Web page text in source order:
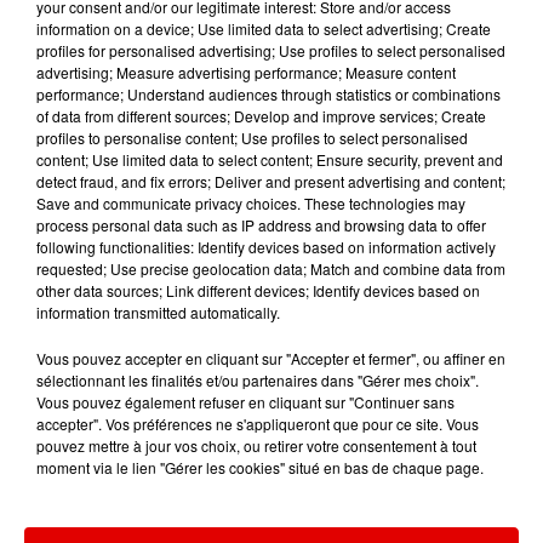
Ardennes - Retour à la normale dans 48 heures
après une panne du...
7 août 2026
Ardennes - Un réveil frais ce vendredi avant le
retour de la canicule
7 août 2026
monde, fête ses 18 ans
your consent and/or our legitimate interest: Store and/or access
information on a device; Use limited data to select advertising; Create
profiles for personalised advertising; Use profiles to select personalised
advertising; Measure advertising performance; Measure content
performance; Understand audiences through statistics or combinations
of data from different sources; Develop and improve services; Create
profiles to personalise content; Use profiles to select personalised
content; Use limited data to select content; Ensure security, prevent and
detect fraud, and fix errors; Deliver and present advertising and content;
Save and communicate privacy choices. These technologies may
process personal data such as IP address and browsing data to offer
following functionalities: Identify devices based on information actively
requested; Use precise geolocation data; Match and combine data from
other data sources; Link different devices; Identify devices based on
information transmitted automatically.
Vous pouvez accepter en cliquant sur "Accepter et fermer", ou affiner en
sélectionnant les finalités et/ou partenaires dans "Gérer mes choix".
Vous pouvez également refuser en cliquant sur "Continuer sans
accepter". Vos préférences ne s'appliqueront que pour ce site. Vous
pouvez mettre à jour vos choix, ou retirer votre consentement à tout
moment via le lien "Gérer les cookies" situé en bas de chaque page.